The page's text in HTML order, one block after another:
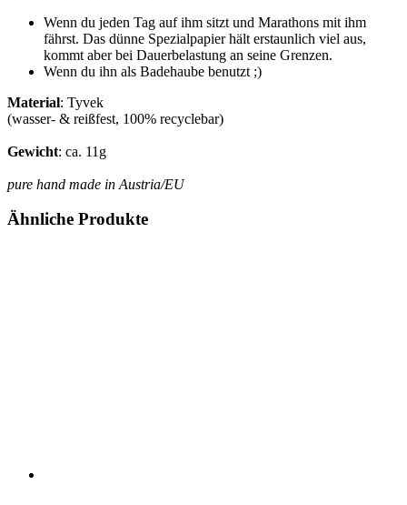
Wenn du jeden Tag auf ihm sitzt und Marathons mit ihm
fährst. Das dünne Spezialpapier hält erstaunlich viel aus,
kommt aber bei Dauerbelastung an seine Grenzen.
Wenn du ihn als Badehaube benutzt ;)
Material: Tyvek
(wasser- & reißfest, 100% recyclebar)
Gewicht: ca. 11g
pure hand made in Austria/EU
Ähnliche Produkte